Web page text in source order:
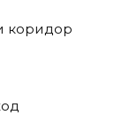
коридор